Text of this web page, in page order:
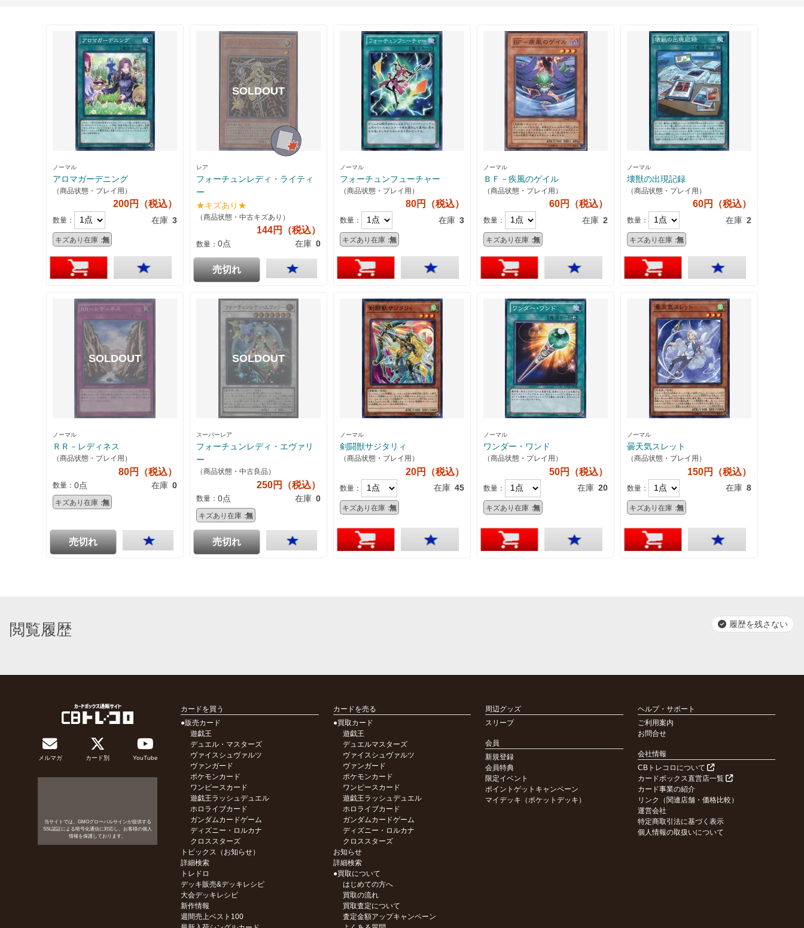
ノーマル
アロマガーデニング
（商品状態・プレイ用）
200円（税込）
数量： 在庫 3
キズあり在庫：無
レア
フォーチュンレディ・ライティ
ー
★キズあり★
（商品状態・中古キズあり）
144円（税込）
数量： 0点 在庫 0
売切れ
ノーマル
フォーチュンフューチャー
（商品状態・プレイ用）
80円（税込）
数量： 在庫 3
キズあり在庫：無
ノーマル
ＢＦ－疾風のゲイル
（商品状態・プレイ用）
60円（税込）
数量： 在庫 2
キズあり在庫：無
ノーマル
壊獣の出現記録
（商品状態・プレイ用）
60円（税込）
数量： 在庫 2
キズあり在庫：無
ノーマル
ＲＲ－レディネス
（商品状態・プレイ用）
80円（税込）
数量： 0点 在庫 0
キズあり在庫：無
売切れ
スーパーレア
フォーチュンレディ・エヴァリ
ー
（商品状態・中古良品）
250円（税込）
数量： 0点 在庫 0
キズあり在庫：無
売切れ
ノーマル
剣闘獣サジタリィ
（商品状態・プレイ用）
20円（税込）
数量： 在庫 45
キズあり在庫：無
ノーマル
ワンダー・ワンド
（商品状態・プレイ用）
50円（税込）
数量： 在庫 20
キズあり在庫：無
ノーマル
曇天気スレット
（商品状態・プレイ用）
150円（税込）
数量： 在庫 8
キズあり在庫：無
閲覧履歴 履歴を残さない
メルマガ カード別 YouTube
当サイトでは、GMOグローバルサインが提供する
SSL認証による暗号化通信に対応し、お客様の個人
情報を保護しております。
カードを買う
●販売カード
遊戯王
デュエル・マスターズ
ヴァイスシュヴァルツ
ヴァンガード
ポケモンカード
ワンピースカード
遊戯王ラッシュデュエル
ホロライブカード
ガンダムカードゲーム
ディズニー・ロルカナ
クロススターズ
トピックス（お知らせ）
詳細検索
トレドロ
デッキ販売&デッキレシピ
大会デッキレシピ
新作情報
週間売上ベスト100
カードを売る
●買取カード
遊戯王
デュエルマスターズ
ヴァイスシュヴァルツ
ヴァンガード
ポケモンカード
ワンピースカード
遊戯王ラッシュデュエル
ホロライブカード
ガンダムカードゲーム
ディズニー・ロルカナ
クロススターズ
お知らせ
詳細検索
●買取について
はじめての方へ
買取の流れ
買取査定について
査定金額アップキャンペーン
周辺グッズ
スリーブ
会員
新規登録
会員特典
限定イベント
ポイントゲットキャンペーン
マイデッキ（ポケットデッキ）
ヘルプ・サポート
ご利用案内
お問合せ
会社情報
CBトレコロについて
カードボックス直営店一覧
カード事業の紹介
リンク（関連店舗・価格比較）
運営会社
特定商取引法に基づく表示
個人情報の取扱いについて